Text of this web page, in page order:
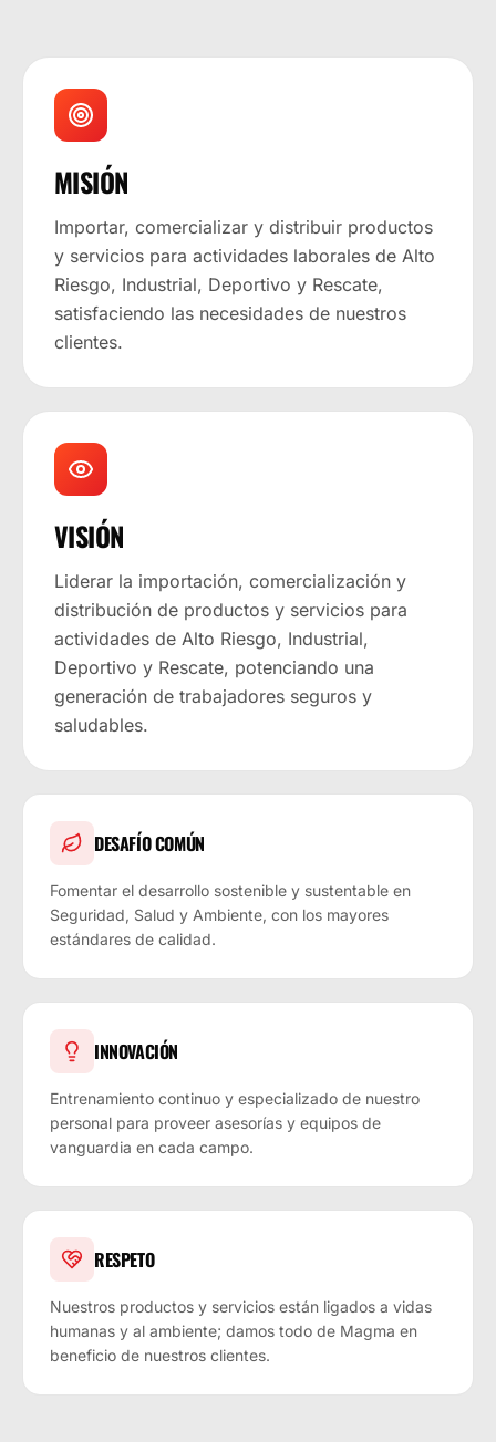
MISIÓN
Importar, comercializar y distribuir productos
y servicios para actividades laborales de Alto
Riesgo, Industrial, Deportivo y Rescate,
satisfaciendo las necesidades de nuestros
clientes.
VISIÓN
Liderar la importación, comercialización y
distribución de productos y servicios para
actividades de Alto Riesgo, Industrial,
Deportivo y Rescate, potenciando una
generación de trabajadores seguros y
saludables.
DESAFÍO COMÚN
Fomentar el desarrollo sostenible y sustentable en
Seguridad, Salud y Ambiente, con los mayores
estándares de calidad.
INNOVACIÓN
Entrenamiento continuo y especializado de nuestro
personal para proveer asesorías y equipos de
vanguardia en cada campo.
RESPETO
Nuestros productos y servicios están ligados a vidas
humanas y al ambiente; damos todo de Magma en
beneficio de nuestros clientes.